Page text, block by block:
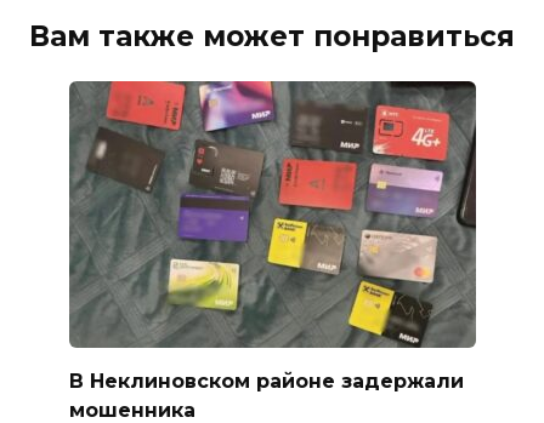
Вам также может понравиться
В Неклиновском районе задержали
мошенника